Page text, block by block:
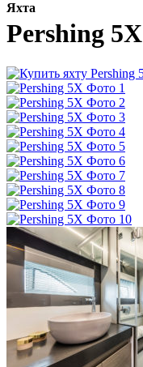
Яхта
Pershing 5X